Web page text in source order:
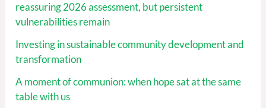
reassuring 2026 assessment, but persistent
vulnerabilities remain
Investing in sustainable community development and
transformation
A moment of communion: when hope sat at the same
table with us